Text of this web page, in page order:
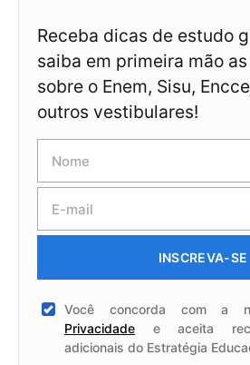
Receba dicas de estudo
saiba em primeira mão
sobre o Enem, Sisu,
outros vestibulares!
INSCREVA-SE
Você concorda com a
Privacidade e aceita
adicionais do Estratégia